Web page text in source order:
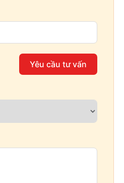
Yêu cầu tư vấn